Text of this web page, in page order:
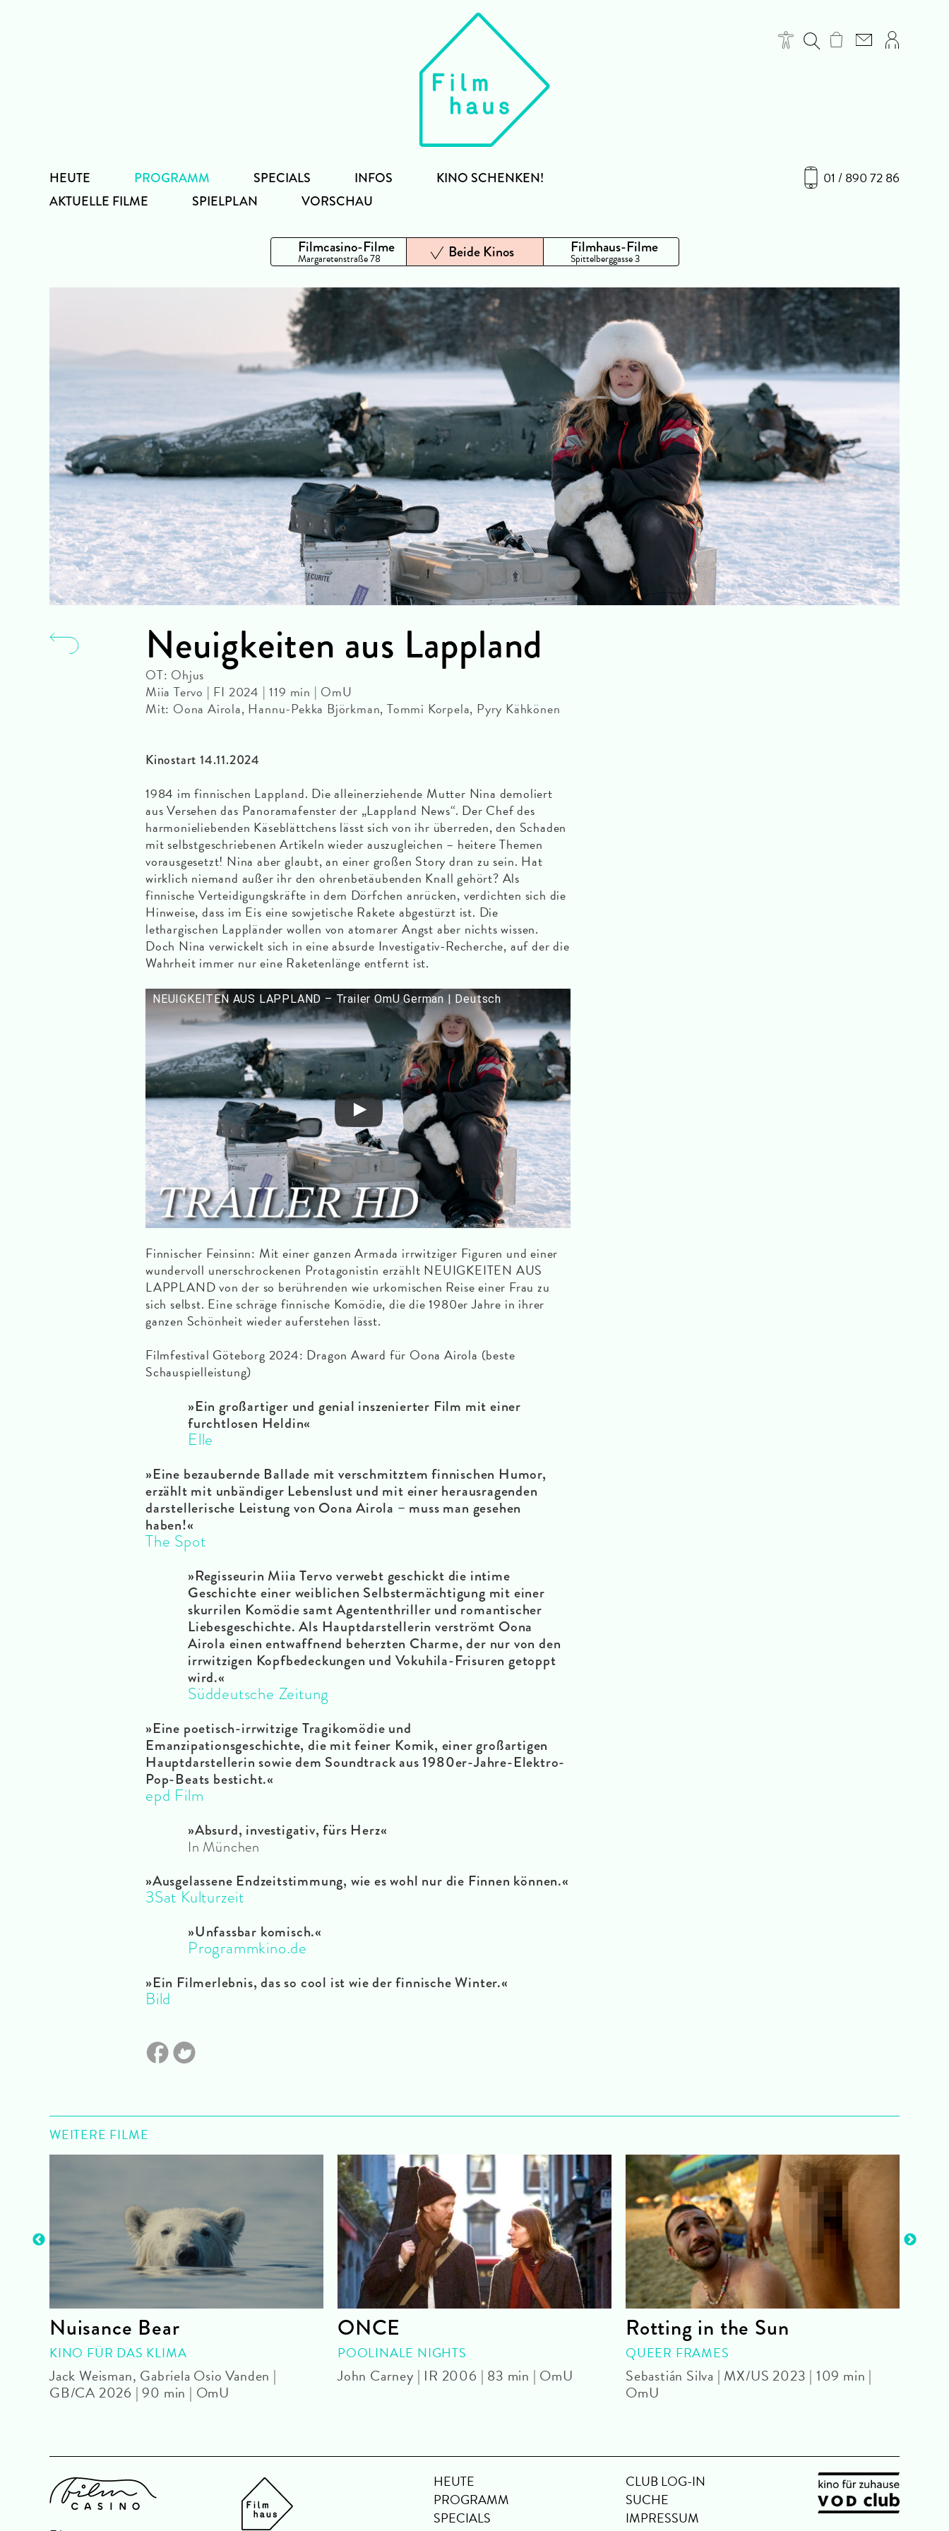
01 / 890 72 86
HEUTE
PROGRAMM
AKTUELLE FILME
SPIELPLAN VORSCHAU
SPECIALS INFOS KINO SCHENKEN!
Filmcasino-Filme
Margaretenstraße 78 Beide Kinos Filmhaus-Filme
Spittelberggasse 3
Neuigkeiten aus Lappland
OT: Ohjus
Miia Tervo | FI 2024 | 119 min | OmU
Mit: Oona Airola, Hannu-Pekka Björkman, Tommi Korpela, Pyry Kähkönen
Kinostart 14.11.2024
1984 im finnischen Lappland. Die alleinerziehende Mutter Nina demoliert
aus Versehen das Panoramafenster der „Lappland News“. Der Chef des
harmonieliebenden Käseblättchens lässt sich von ihr überreden, den Schaden
mit selbstgeschriebenen Artikeln wieder auszugleichen – heitere Themen
vorausgesetzt! Nina aber glaubt, an einer großen Story dran zu sein. Hat
wirklich niemand außer ihr den ohrenbetäubenden Knall gehört? Als
finnische Verteidigungskräfte in dem Dörfchen anrücken, verdichten sich die
Hinweise, dass im Eis eine sowjetische Rakete abgestürzt ist. Die
lethargischen Lappländer wollen von atomarer Angst aber nichts wissen.
Doch Nina verwickelt sich in eine absurde Investigativ-Recherche, auf der die
Wahrheit immer nur eine Raketenlänge entfernt ist.
NEUIGKEITEN AUS LAPPLAND – Trailer OmU German | Deutsch
Finnischer Feinsinn: Mit einer ganzen Armada irrwitziger Figuren und einer
wundervoll unerschrockenen Protagonistin erzählt NEUIGKEITEN AUS
LAPPLAND von der so berührenden wie urkomischen Reise einer Frau zu
sich selbst. Eine schräge finnische Komödie, die die 1980er Jahre in ihrer
ganzen Schönheit wieder auferstehen lässt.
Filmfestival Göteborg 2024: Dragon Award für Oona Airola (beste
Schauspielleistung)
»Ein großartiger und genial inszenierter Film mit einer
furchtlosen Heldin«
Elle
»Eine bezaubernde Ballade mit verschmitztem finnischen Humor,
erzählt mit unbändiger Lebenslust und mit einer herausragenden
darstellerische Leistung von Oona Airola – muss man gesehen
haben!«
The Spot
»Regisseurin Miia Tervo verwebt geschickt die intime
Geschichte einer weiblichen Selbstermächtigung mit einer
skurrilen Komödie samt Agententhriller und romantischer
Liebesgeschichte. Als Hauptdarstellerin verströmt Oona
Airola einen entwaffnend beherzten Charme, der nur von den
irrwitzigen Kopfbedeckungen und Vokuhila-Frisuren getoppt
wird.«
Süddeutsche Zeitung
»Eine poetisch-irrwitzige Tragikomödie und
Emanzipationsgeschichte, die mit feiner Komik, einer großartigen
Hauptdarstellerin sowie dem Soundtrack aus 1980er-Jahre-Elektro-
Pop-Beats besticht.«
epd Film
»Absurd, investigativ, fürs Herz«
In München
»Ausgelassene Endzeitstimmung, wie es wohl nur die Finnen können.«
3Sat Kulturzeit
»Unfassbar komisch.«
Programmkino.de
»Ein Filmerlebnis, das so cool ist wie der finnische Winter.«
Bild
WEITERE FILME
Nuisance Bear
KINO FÜR DAS KLIMA
Jack Weisman, Gabriela Osio Vanden |
GB/CA 2026 | 90 min | OmU
ONCE
POOLINALE NIGHTS
John Carney | IR 2006 | 83 min | OmU
Rotting in the Sun
QUEER FRAMES
Sebastián Silva | MX/US 2023 | 109 min |
OmU
HEUTE
PROGRAMM
SPECIALS
CLUB LOG-IN
SUCHE
IMPRESSUM